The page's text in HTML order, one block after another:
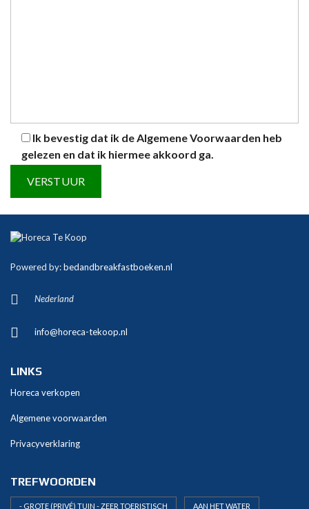
Ik bevestig dat ik deAlgemene Voorwaarden heb
gelezen en dat ik hiermee akkoord ga.
l
e
n
t
v
e
Powered by:bedandbreakfastboeken.nl
Nederland
info@horeca-tekoop.nl
LINKS
Horeca verkopen
Algemene voorwaarden
Privacyverklaring
TREFWOORDEN
- GROTE (PRIVÉ) TUIN - ZEER TOERISTISCH AAN HET WATER